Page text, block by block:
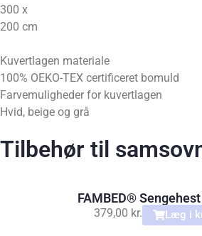
300 x
200 cm
Kuvertlagen materiale
100% OEKO-TEX certificeret bomuld
Farvemuligheder for kuvertlagen
Hvid, beige og grå
Tilbehør til
FAMBED®
379,00 kr. Læg i